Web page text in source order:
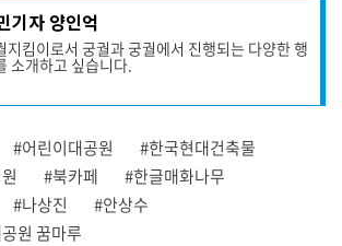
기자 양인억
지킴이로서 궁궐과 궁궐에서 진행되는 다양한 행
소개하고 싶습니다.
#어린이대공원
#한국현대건축물
#북카페
#한글매화나무
#나상진
#안상수
원 꿈마루